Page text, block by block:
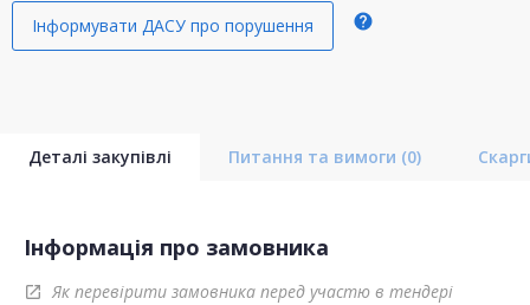
Інформувати ДАСУ про порушення help
Деталі закупівлі Питання та вимоги (0)
Інформація про замовника
open_in_new Як перевірити замовника перед участю в тендері